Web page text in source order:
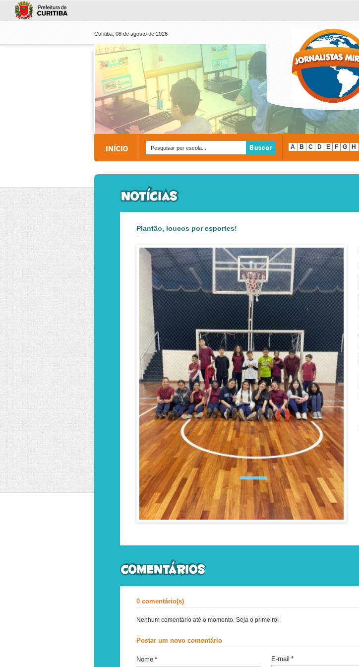
Curitiba, 08 de agosto de 2026
INÍCIO Buscar A B C D E F G H
Plantão, loucos por esportes!
0 comentário(s)
Nenhum comentário até o momento. Seja o primeiro!
Postar um novo comentário
Nome * E-mail *